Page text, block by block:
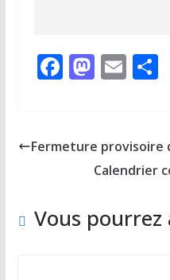
F
b
k
M
d
o
E
l
P
Fermeture provisoire
Calendrier
Vous